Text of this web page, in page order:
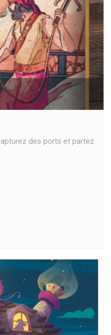
des ports et partez